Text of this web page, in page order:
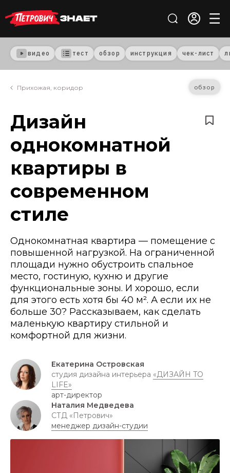
видео тест обзор инструкция чек-лист
Прихожая, коридор обзор
Дизайн
однокомнатной
квартиры в
современном
стиле
Екатерина Островская
студия дизайна интерьера «ДИЗАЙН TO
LIFE»
арт-директор
Наталия Медведева
СТД «Петрович»
менеджер дизайн-студии
Однокомнатная квартира — помещение с
повышенной нагрузкой. На ограниченной
площади нужно обустроить спальное
место, гостиную, кухню и другие
функциональные зоны. И хорошо, если
для этого есть хотя бы 40 м². А если их не
больше 30? Рассказываем, как сделать
маленькую квартиру стильной и
комфортной для жизни.